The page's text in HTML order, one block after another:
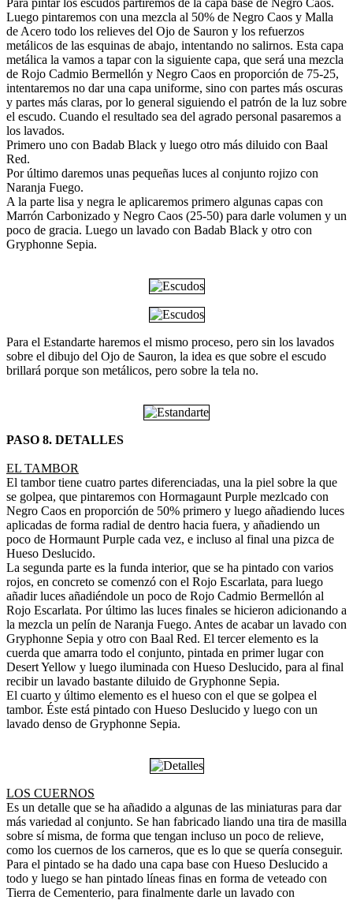
Luego pintaremos con una mezcla al 50% de Negro Caos y Malla
de Acero todo los relieves del Ojo de Sauron y los refuerzos
metálicos de las esquinas de abajo, intentando no salirnos. Esta capa
metálica la vamos a tapar con la siguiente capa, que será una mezcla
de Rojo Cadmio Bermellón y Negro Caos en proporción de 75-25,
intentaremos no dar una capa uniforme, sino con partes más oscuras
y partes más claras, por lo general siguiendo el patrón de la luz sobre
el escudo. Cuando el resultado sea del agrado personal pasaremos a
los lavados.
Primero uno con Badab Black y luego otro más diluido con Baal
Red.
Por último daremos unas pequeñas luces al conjunto rojizo con
Naranja Fuego.
A la parte lisa y negra le aplicaremos primero algunas capas con
Marrón Carbonizado y Negro Caos (25-50) para darle volumen y un
poco de gracia. Luego un lavado con Badab Black y otro con
Gryphonne Sepia.
Para el Estandarte haremos el mismo proceso, pero sin los lavados
sobre el dibujo del Ojo de Sauron, la idea es que sobre el escudo
brillará porque son metálicos, pero sobre la tela no.
PASO 8. DETALLES
EL TAMBOR
El tambor tiene cuatro partes diferenciadas, una la piel sobre la que
se golpea, que pintaremos con Hormagaunt Purple mezlcado con
Negro Caos en proporción de 50% primero y luego añadiendo luces
aplicadas de forma radial de dentro hacia fuera, y añadiendo un
poco de Hormaunt Purple cada vez, e incluso al final una pizca de
Hueso Deslucido.
La segunda parte es la funda interior, que se ha pintado con varios
rojos, en concreto se comenzó con el Rojo Escarlata, para luego
añadir luces añadiéndole un poco de Rojo Cadmio Bermellón al
Rojo Escarlata. Por último las luces finales se hicieron adicionando a
la mezcla un pelín de Naranja Fuego. Antes de acabar un lavado con
Gryphonne Sepia y otro con Baal Red. El tercer elemento es la
cuerda que amarra todo el conjunto, pintada en primer lugar con
Desert Yellow y luego iluminada con Hueso Deslucido, para al final
recibir un lavado bastante diluido de Gryphonne Sepia.
El cuarto y último elemento es el hueso con el que se golpea el
tambor. Éste está pintado con Hueso Deslucido y luego con un
lavado denso de Gryphonne Sepia.
LOS CUERNOS
Es un detalle que se ha añadido a algunas de las miniaturas para dar
más variedad al conjunto. Se han fabricado liando una tira de masilla
sobre sí misma, de forma que tengan incluso un poco de relieve,
como los cuernos de los carneros, que es lo que se quería conseguir.
Para el pintado se ha dado una capa base con Hueso Deslucido a
todo y luego se han pintado líneas finas en forma de veteado con
Tierra de Cementerio, para finalmente darle un lavado con